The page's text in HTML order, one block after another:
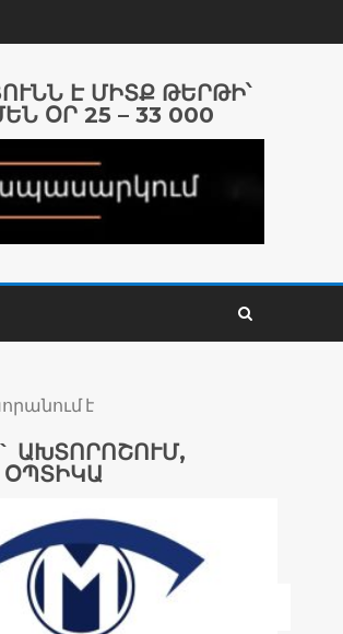
Է ՄԻՏՔ ԹԵՐԹԻ՝
ՕՐ 25 – 33 000
է
ԱԽՏՈՐՈՇՈՒՄ,
ՕՊՏԻԿԱ